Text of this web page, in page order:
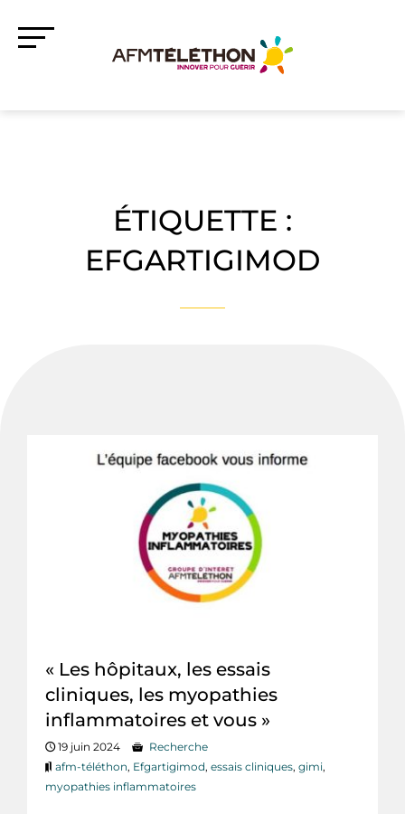
ÉTIQUETTE :
EFGARTIGIMOD
« Les hôpitaux, les essais
cliniques, les myopathies
inflammatoires et vous »
19 juin 2024
Recherche
afm-téléthon, Efgartigimod, essais cliniques, gimi,
myopathies inflammatoires